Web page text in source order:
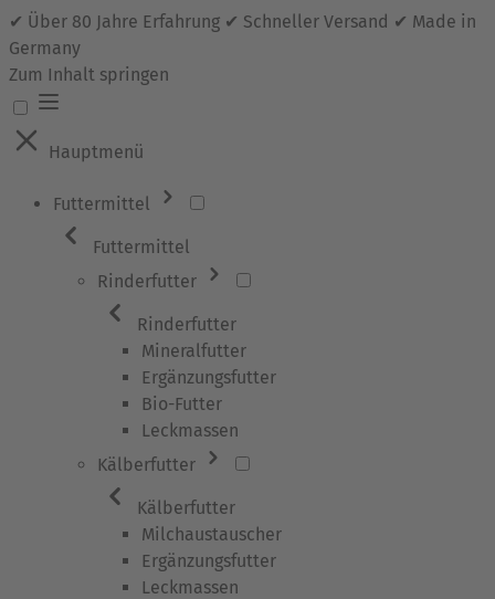
✔ Über 80 Jahre Erfahrung ✔ Schneller Versand ✔ Made in
Germany
Zum Inhalt springen
Hauptmenü
Futtermittel
Futtermittel
Rinderfutter
Rinderfutter
Mineralfutter
Ergänzungsfutter
Bio-Futter
Leckmassen
Kälberfutter
Kälberfutter
Milchaustauscher
Ergänzungsfutter
Leckmassen